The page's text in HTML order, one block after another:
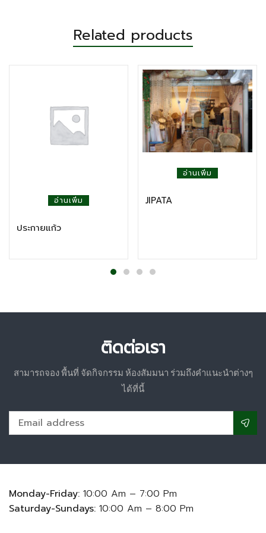
Related products
อ่านเพิ่ม
ประกายแก้ว
อ่านเพิ่ม
JIPATA
ติดต่อเรา
สามารถจอง พื้นที่ จัดกิจกรรม ห้องสัมมนา ร่วมถึงคำแนะนำต่างๆ
ได้ที่นี้
Monday-Friday: 10:00 Am – 7:00 Pm
Saturday-Sundays: 10:00 Am – 8:00 Pm